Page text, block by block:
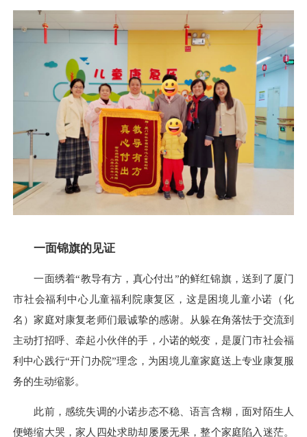
一面锦旗的见证
一面绣着“教导有方，真心付出”的鲜红锦旗，送到了厦门
市社会福利中心儿童福利院康复区，这是困境儿童小诺（化
名）家庭对康复老师们最诚挚的感谢。从躲在角落怯于交流到
主动打招呼、牵起小伙伴的手，小诺的蜕变，是厦门市社会福
利中心践行“开门办院”理念，为困境儿童家庭送上专业康复服
务的生动缩影。
此前，感统失调的小诺步态不稳、语言含糊，面对陌生人
便蜷缩大哭，家人四处求助却屡屡无果，整个家庭陷入迷茫。